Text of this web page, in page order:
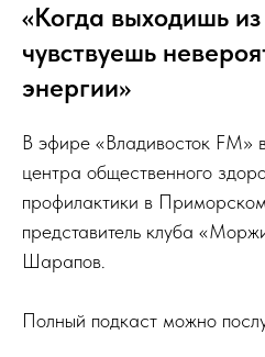
«Когда выходишь
чувствуешь
энергии»
В эфире «Владивосток FM»
центра общественного
профилактики в
представитель клуба
Шарапов.
Полный подкаст можно